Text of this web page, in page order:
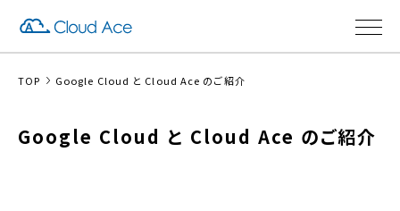
TOP Google Cloud と Cloud Ace のご紹介
Google Cloud と Cloud Ace のご紹介